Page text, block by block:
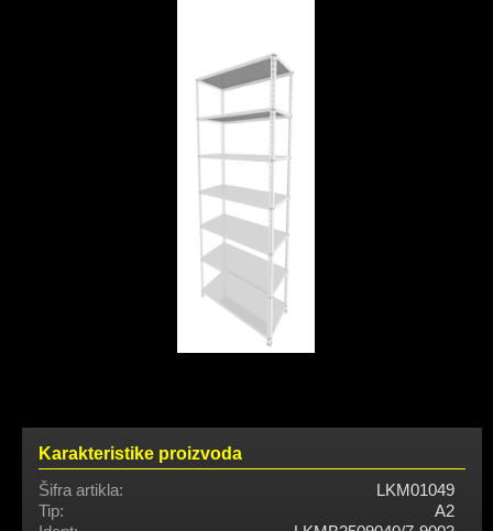
Karakteristike proizvoda
Šifra artikla:
LKM01049
Tip:
A2